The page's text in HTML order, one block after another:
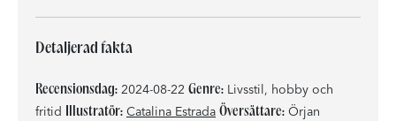
Detaljerad fakta
Recensionsdag: 2024-08-22 Genre: Livsstil, hobby och
fritid Illustratör: Catalina Estrada Översättare: Örjan